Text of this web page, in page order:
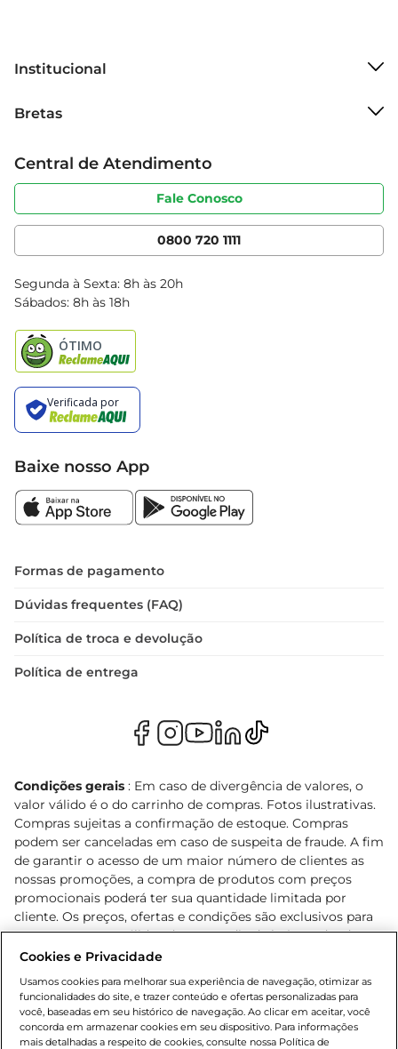
Institucional
Grupo Cencosud
Sobre privacidade
Portal do fornecedor
Cencosud Media
Bretas
Produtos Bretas
Código de ética
Serviços
Clube Bretas
Blog Bretas
Black Friday
Central de Atendimento
Fale Conosco
0800 720 1111
Segunda à Sexta: 8h às 20h
Sábados: 8h às 18h
Baixe nosso App
Formas de pagamento
Dúvidas frequentes (FAQ)
Política de troca e devolução
Política de entrega
Condições gerais : Em caso de divergência de valores, o
valor válido é o do carrinho de compras. Fotos ilustrativas.
Compras sujeitas a confirmação de estoque. Compras
podem ser canceladas em caso de suspeita de fraude. A fim
de garantir o acesso de um maior número de clientes as
nossas promoções, a compra de produtos com preços
promocionais poderá ter sua quantidade limitada por
cliente. Os preços, ofertas e condições são exclusivos para
o e-commerce e válidos durante o dia de hoje, podendo
sofrer alterações sem prévia notificação. Proibida a venda
Lei n.º 8069/90, art. 81, inciso II (Estatuto da Criança e do
Adolescente). Preços e condições exclusivos para o
www.bretas.com.br, podendo sofrer alterações sem aviso
Cookies e Privacidade
Usamos cookies para melhorar sua experiência de navegação, otimizar as
funcionalidades do site, e trazer conteúdo e ofertas personalizadas para
você, baseadas em seu histórico de navegação. Ao clicar em aceitar, você
concorda em armazenar cookies em seu dispositivo. Para informações
mais detalhadas a respeito de cookies, consulte nossa Política de